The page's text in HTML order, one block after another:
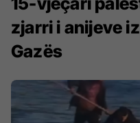
zjarri i anijeve
Gazës